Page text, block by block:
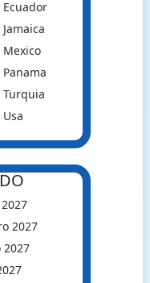
Turquia
2027
2027